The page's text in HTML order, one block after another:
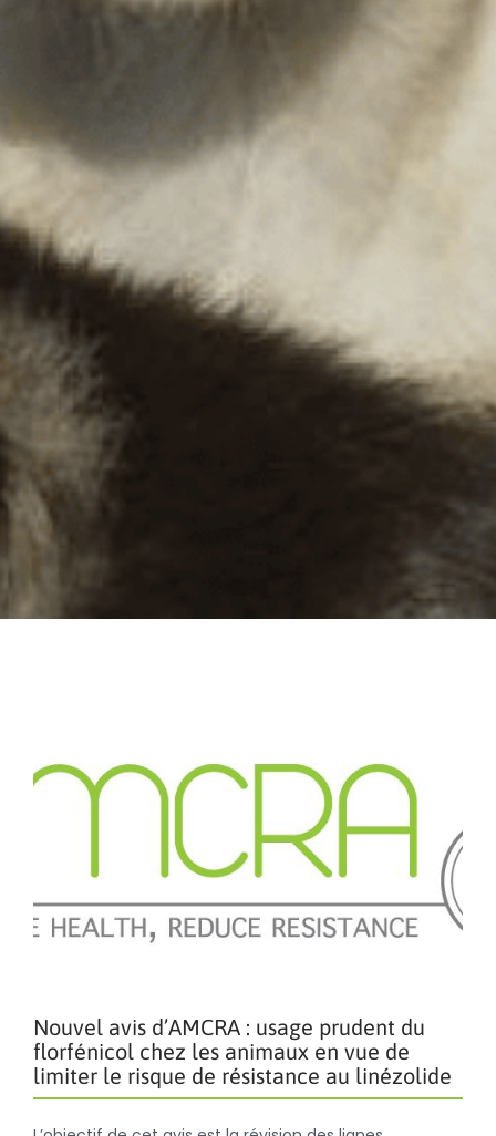
Nouvel avis d’AMCRA : usage prudent du
florfénicol chez les animaux en vue de
limiter le risque de résistance au linézolide